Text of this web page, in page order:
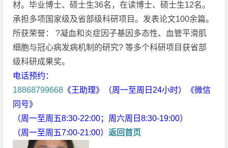
材。毕业博士、硕士生36名，在读博士、硕士生12名。
承担多项国家级及省部级科研项目。发表论文100余篇。
所获荣誉： ?凝血和炎症因子基因多态性、血管平滑肌
细胞与冠心病发病机制的研究? 等多个科研项目获省部
级科研成果奖。
电话预约：
18868799668 《王助理》（周一至周日24小时）《微信
同号》
（周一至周五8:30-22:00；周六周日8:30-19:00）
（周一至周五7:00-21:00）返回首页